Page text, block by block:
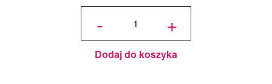
-
ilość
- Decora -
75 szt. +
Dodaj do koszyka